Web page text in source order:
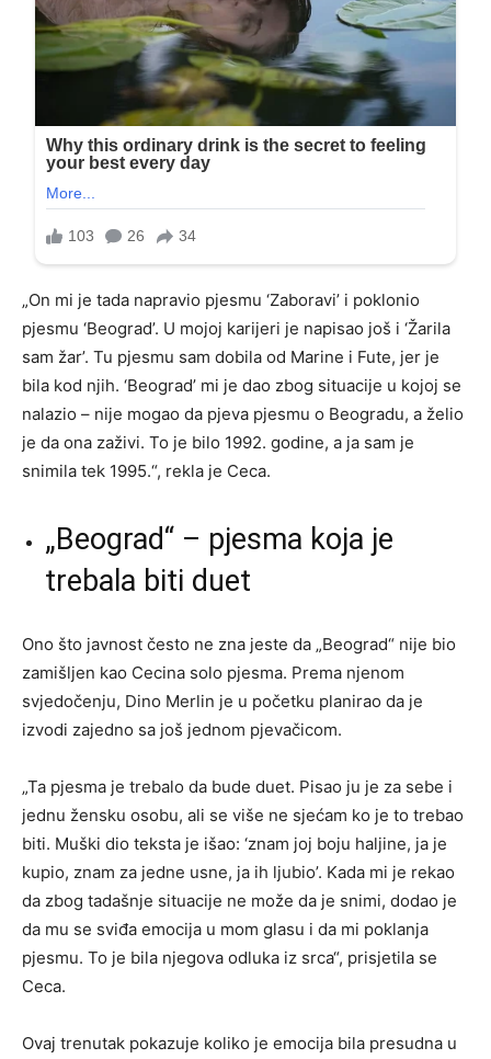
„On mi je tada napravio pjesmu ‘Zaboravi’ i poklonio
pjesmu ‘Beograd’. U mojoj karijeri je napisao još i ‘Žarila
sam žar’. Tu pjesmu sam dobila od Marine i Fute, jer je
bila kod njih. ‘Beograd’ mi je dao zbog situacije u kojoj se
nalazio – nije mogao da pjeva pjesmu o Beogradu, a želio
je da ona zaživi. To je bilo 1992. godine, a ja sam je
snimila tek 1995.“, rekla je Ceca.
„Beograd“ – pjesma koja je
trebala biti duet
Ono što javnost često ne zna jeste da „Beograd“ nije bio
zamišljen kao Cecina solo pjesma. Prema njenom
svjedočenju, Dino Merlin je u početku planirao da je
izvodi zajedno sa još jednom pjevačicom.
„Ta pjesma je trebalo da bude duet. Pisao ju je za sebe i
jednu žensku osobu, ali se više ne sjećam ko je to trebao
biti. Muški dio teksta je išao: ‘znam joj boju haljine, ja je
kupio, znam za jedne usne, ja ih ljubio’. Kada mi je rekao
da zbog tadašnje situacije ne može da je snimi, dodao je
da mu se sviđa emocija u mom glasu i da mi poklanja
pjesmu. To je bila njegova odluka iz srca“, prisjetila se
Ceca.
Ovaj trenutak pokazuje koliko je emocija bila presudna u